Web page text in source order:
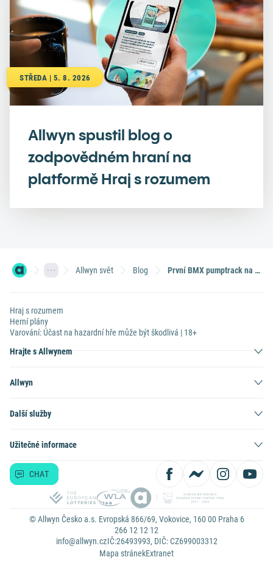
STŘEDA | 5. 8. 2026
Allwyn spustil blog o
zodpovědném hraní na
platformě Hraj s rozumem
Allwyn svět Blog První BMX pumptrack na světě z upcyklovaných stíracích losů? Sazka ho představí na festivalu Life!
Hraj s rozumem
Herní plány
Varování: Účast na hazardní hře může být škodlivá | 18+
Hrajte s Allwynem
Allwyn
Další služby
Užitečné informace
CHAT
© Allwyn Česko a.s. Evropská 866/69, Vokovice, 160 00 Praha 6
266 12 12 12
info@allwyn.czIČ:26493993, DIČ: CZ699003312
Mapa stránekExtranet